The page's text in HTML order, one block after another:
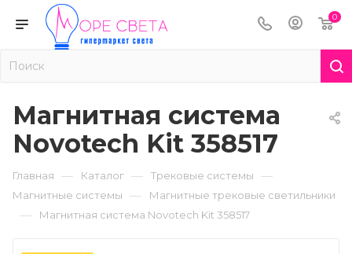
0
Магнитная система
Novotech Kit 358517
Главная — Каталог — Трековые системы —
Магнитные системы — Магнитные трековые светильники
— Магнитная система Novotech Kit 358517